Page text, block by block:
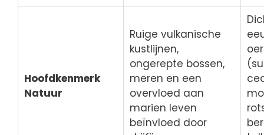
Hoofdkenmerk
Natuur
Ruige vulkanische
kustlijnen,
ongerepte bossen,
meren en een
overvloed aan
marien leven
beïnvloed door